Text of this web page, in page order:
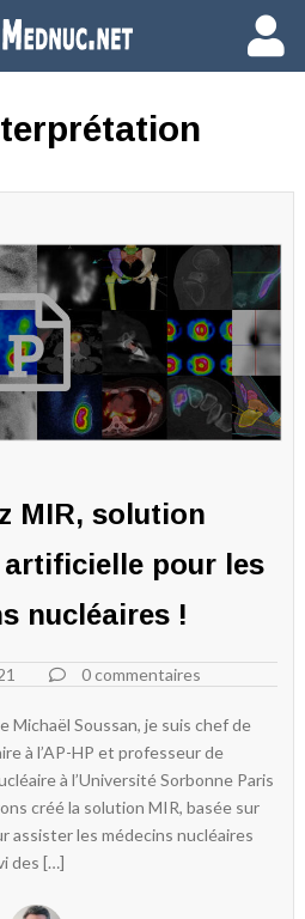
MIR, solution
artificielle pour les
nucléaires !
0 commentaires
Michaël Soussan, je suis chef de
à l’AP-HP et professeur de
à l’Université Sorbonne Paris
créé la solution MIR, basée sur
assister les médecins nucléaires
des […]